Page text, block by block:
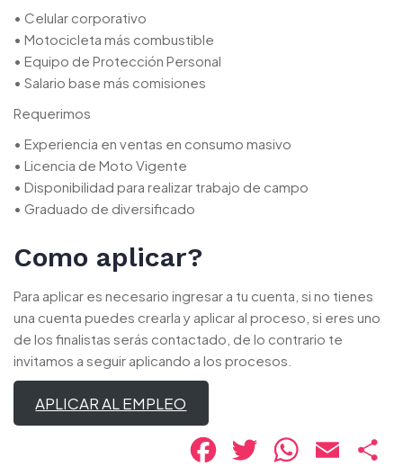
• Celular corporativo
• Motocicleta más combustible
• Equipo de Protección Personal
• Salario base más comisiones
Requerimos
• Experiencia en ventas en consumo masivo
• Licencia de Moto Vigente
• Disponibilidad para realizar trabajo de campo
• Graduado de diversificado
Como aplicar?
Para aplicar es necesario ingresar a tu cuenta, si no tienes
una cuenta puedes crearla y aplicar al proceso, si eres uno
de los finalistas serás contactado, de lo contrario te
invitamos a seguir aplicando a los procesos.
APLICAR AL EMPLEO
Facebook
Twitter WhatsApp
Email